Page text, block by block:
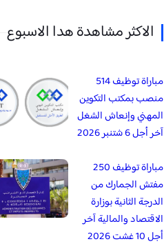
الاكثر مشاهدة هدا الاسبوع
مباراة توظيف 514
منصب بمكتب التكوين
المهني وإنعاش الشغل
آخر أجل 6 شتنبر 2026
مباراة توظيف 250
مفتش الجمارك من
الدرجة الثانية بوزارة
الاقتصاد والمالية آخر
أجل 10 غشت 2026